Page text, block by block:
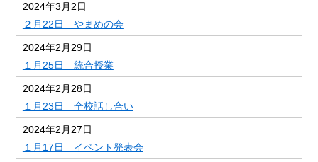
2024年3月2日
２月22日 やまめの会
2024年2月29日
１月25日 統合授業
2024年2月28日
１月23日 全校話し合い
2024年2月27日
１月17日 イベント発表会